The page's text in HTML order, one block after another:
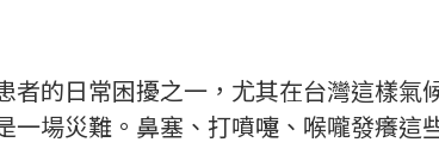
者的日常困擾之一，尤其在台灣這樣
一場災難。鼻塞、打噴嚏、喉嚨發癢這